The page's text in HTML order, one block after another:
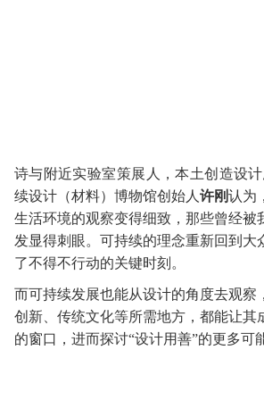
诗与附近实验室策展人，本土创造设
续设计（材料）博物馆创始人许刚认为
生活环境的观察变得细致，那些曾经被
发显得刺眼。可持续的理念重新回到大
了不得不行动的关键时刻。
而可持续发展也能从设计的角度去观察
创新、传统文化等所需地方，都能让其
的窗口，进而探讨“设计用善”的更多可